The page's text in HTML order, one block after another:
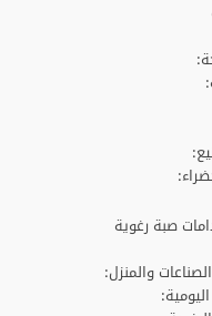
صبة رغوية
والمنزل: